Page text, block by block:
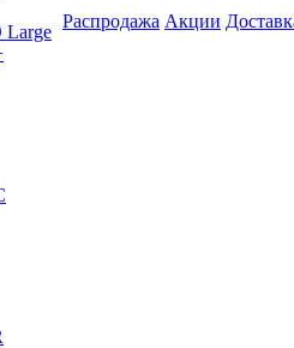
Large
Распродажа Акции